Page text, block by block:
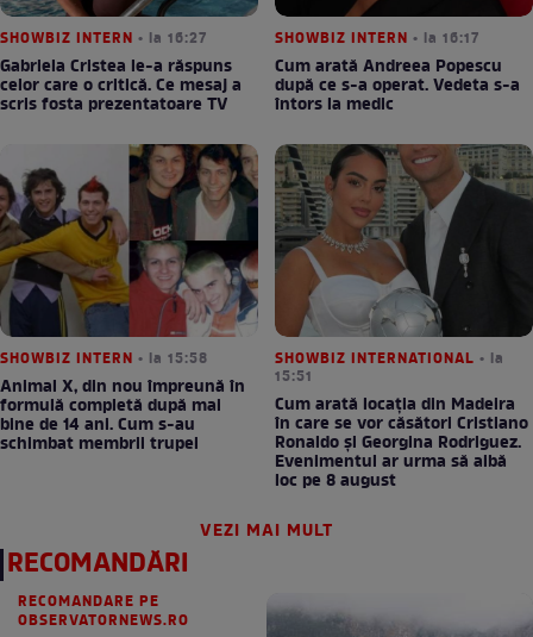
SHOWBIZ INTERN • la 16:27
Gabriela Cristea le-a răspuns
celor care o critică. Ce mesaj a
scris fosta prezentatoare TV
SHOWBIZ INTERN • la 16:17
Cum arată Andreea Popescu
după ce s-a operat. Vedeta s-a
întors la medic
SHOWBIZ INTERN • la 15:58
Animal X, din nou împreună în
formulă completă după mai
bine de 14 ani. Cum s-au
schimbat membrii trupei
SHOWBIZ INTERNATIONAL • la
15:51
Cum arată locația din Madeira
în care se vor căsători Cristiano
Ronaldo și Georgina Rodriguez.
Evenimentul ar urma să aibă
loc pe 8 august
VEZI MAI MULT
RECOMANDĂRI
RECOMANDARE PE
OBSERVATORNEWS.RO